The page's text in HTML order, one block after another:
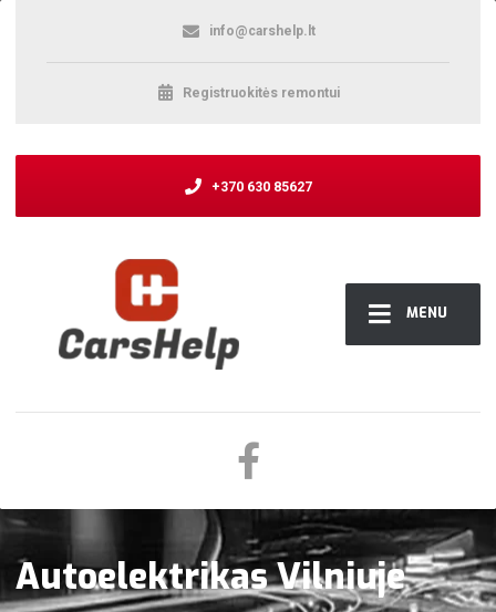
MENU
info@carshelp.lt
Registruokitės remontui
+370 630 85627
Autoelektrikas Vilniuje